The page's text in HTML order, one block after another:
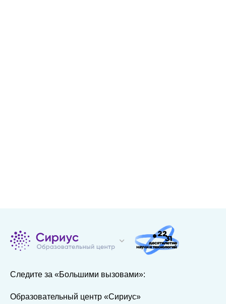
Следите за «Большими вызовами»:
Образовательный центр «Сириус»